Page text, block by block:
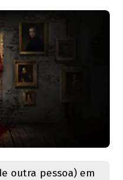
outra pessoa) em